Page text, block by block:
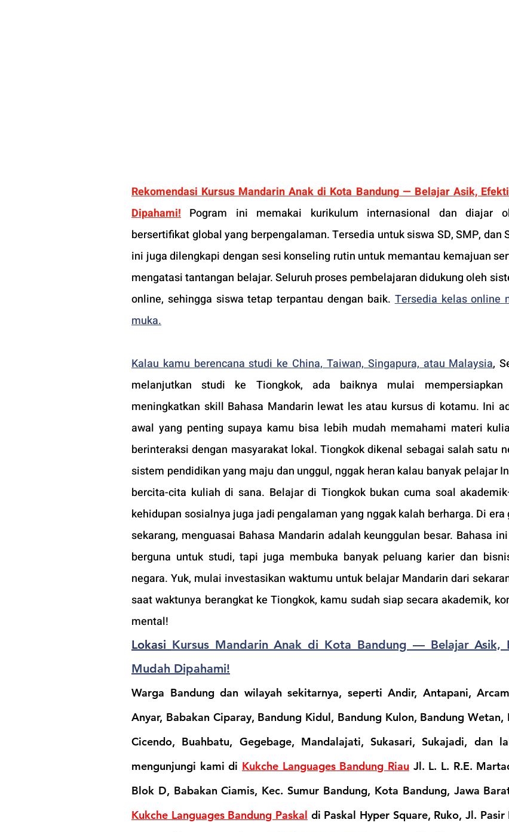
Rekomendasi Kursus Mandarin Anak di Kota Bandung — Belajar Asik,
Dipahami! Pogram ini memakai kurikulum internasional dan diajar
bersertifikat global yang berpengalaman. Tersedia untuk siswa SD, SMP, dan
ini juga dilengkapi dengan sesi konseling rutin untuk memantau kemajuan
mengatasi tantangan belajar. Seluruh proses pembelajaran didukung oleh
online, sehingga siswa tetap terpantau dengan baik. Tersedia kelas online
muka.
Kalau kamu berencana studi ke China, Taiwan, Singapura, atau Malaysia,
melanjutkan studi ke Tiongkok, ada baiknya mulai
meningkatkan skill Bahasa Mandarin lewat les atau kursus di kotamu. Ini
awal yang penting supaya kamu bisa lebih mudah memahami materi
berinteraksi dengan masyarakat lokal. Tiongkok dikenal sebagai salah satu
sistem pendidikan yang maju dan unggul, nggak heran kalau banyak pelajar
bercita-cita kuliah di sana. Belajar di Tiongkok bukan cuma soal
kehidupan sosialnya juga jadi pengalaman yang nggak kalah berharga. Di
sekarang, menguasai Bahasa Mandarin adalah keunggulan besar. Bahasa
berguna untuk studi, tapi juga membuka banyak peluang karier dan
negara. Yuk, mulai investasikan waktumu untuk belajar Mandarin dari
saat waktunya berangkat ke Tiongkok, kamu sudah siap secara akademik,
mental!
Lokasi Kursus Mandarin Anak di Kota Bandung — Belajar Asik,
Mudah Dipahami!
Warga Bandung dan wilayah sekitarnya, seperti Andir, Antapani,
Anyar, Babakan Ciparay, Bandung Kidul, Bandung Kulon, Bandung Wetan,
Cicendo, Buahbatu, Gegebage, Mandalajati, Sukasari, Sukajadi, dan
mengunjungi kami di Kukche Languages Bandung Riau Jl. L. L. R.E.
Blok D, Babakan Ciamis, Kec. Sumur Bandung, Kota Bandung, Jawa
Kukche Languages Bandung Paskal di Paskal Hyper Square, Ruko, Jl.